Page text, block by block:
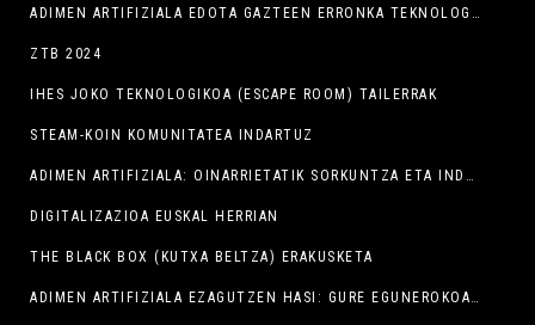
ADIMEN ARTIFIZIALA EDOTA GAZTEEN ERRONKA TEKNOLOGIKOAK IZANGO DIRA BERGARAKO ZTB JARDUNALDIEN ARDATZ NAGUSIAK
ZTB 2024
IHES JOKO TEKNOLOGIKOA (ESCAPE ROOM) TAILERRAK
STEAM-KOIN KOMUNITATEA INDARTUZ
ADIMEN ARTIFIZIALA: OINARRIETATIK SORKUNTZA ETA INDUSTRIARA
DIGITALIZAZIOA EUSKAL HERRIAN
THE BLACK BOX (KUTXA BELTZA) ERAKUSKETA
ADIMEN ARTIFIZIALA EZAGUTZEN HASI: GURE EGUNEROKOAN DUEN ERAGINA ULERTU